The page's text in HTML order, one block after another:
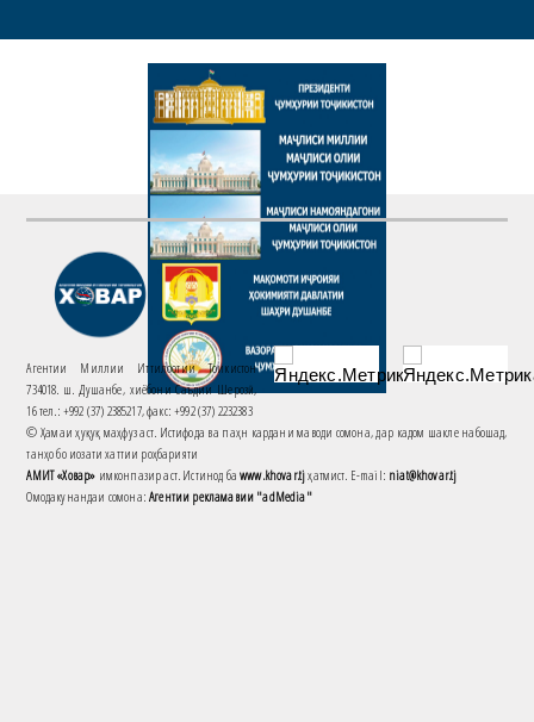
Агентии Миллии Иттилоотии Тоҷикистон
734018. ш. Душанбе, хиёбони Саъдии Шерозӣ,
16 тел.: +992 (37) 2385217, факс: +992 (37) 2232383
© Ҳамаи ҳуқуқ маҳфуз аст. Истифода ва паҳн кардани маводи сомона, дар кадом шакле набошад,
танҳо бо иҷозати хаттии роҳбарияти
АМИТ «Ховар» имконпазир аст. Истинод баwww.khovar.tjҳатмист. E-mail: niat@khovar.tj
Омодакунандаи сомона:Агентии рекламавии "adMedia"